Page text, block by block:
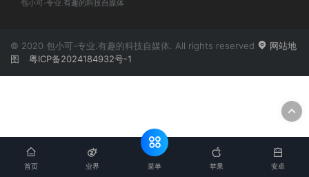
包小可-专业.有趣的科技自媒体
© 2020 包小可-专业.有趣的科技自媒体. All rights reserved
网站地
图
粤ICP备2024184932号-1
首页 业界 菜单 苹果 安卓